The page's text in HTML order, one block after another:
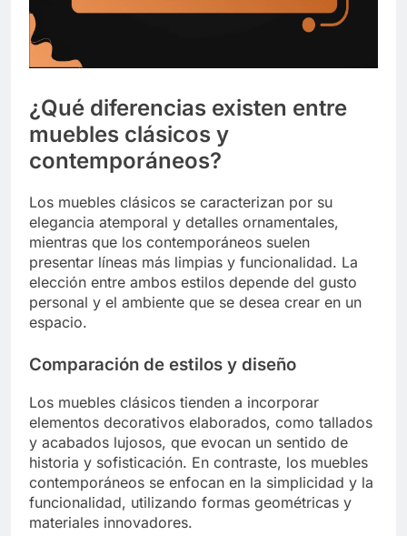
¿Qué diferencias existen entre
muebles clásicos y
contemporáneos?
Los muebles clásicos se caracterizan por su
elegancia atemporal y detalles ornamentales,
mientras que los contemporáneos suelen
presentar líneas más limpias y funcionalidad. La
elección entre ambos estilos depende del gusto
personal y el ambiente que se desea crear en un
espacio.
Comparación de estilos y diseño
Los muebles clásicos tienden a incorporar
elementos decorativos elaborados, como tallados
y acabados lujosos, que evocan un sentido de
historia y sofisticación. En contraste, los muebles
contemporáneos se enfocan en la simplicidad y la
funcionalidad, utilizando formas geométricas y
materiales innovadores.